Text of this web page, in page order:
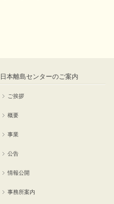
日本離島センターのご案内
ご挨拶
概要
事業
公告
情報公開
事務所案内